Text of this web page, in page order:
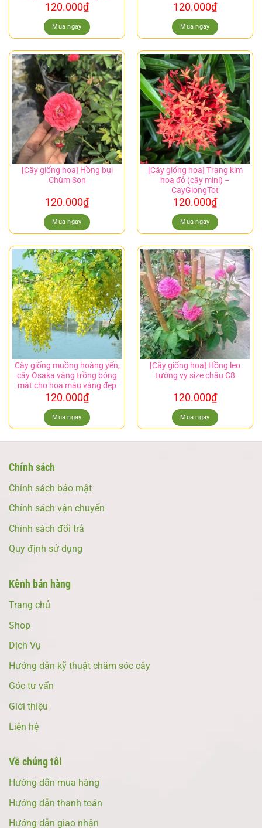
120.000₫
Mua ngay
120.000₫
Mua ngay
[Cây giống hoa] Hồng bụi
Chùm Son
120.000₫
Mua ngay
[Cây giống hoa] Trang kim
hoa đỏ (cây mini) –
CayGiongTot
120.000₫
Mua ngay
Cây giống muồng hoàng yến,
cây Osaka vàng trồng bóng
mát cho hoa màu vàng đẹp
120.000₫
Mua ngay
[Cây giống hoa] Hồng leo
tường vy size chậu C8
120.000₫
Mua ngay
Chính sách
Chính sách bảo mật
Chính sách vận chuyển
Chính sách đổi trả
Quy định sử dụng
Kênh bán hàng
Trang chủ
Shop
Dịch Vụ
Hướng dẫn kỹ thuật chăm sóc cây
Góc tư vấn
Giới thiệu
Liên hệ
Về chúng tôi
Hướng dẫn mua hàng
Hướng dẫn thanh toán
Hướng dẫn giao nhận